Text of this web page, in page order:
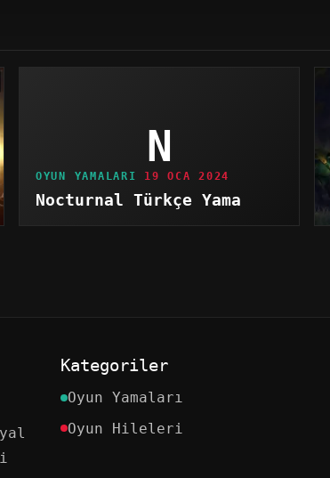
N
OYUN YAMALARI 19 OCA 2024
Nocturnal Türkçe Yama
Kategoriler
Oyun Yamaları
Oyun Hileleri